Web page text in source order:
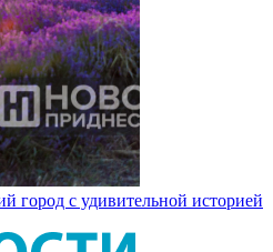
город с удивительной историей